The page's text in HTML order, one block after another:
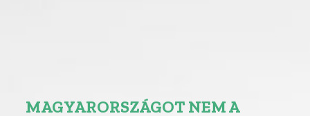
MAGYARORSZÁGOT NEM A